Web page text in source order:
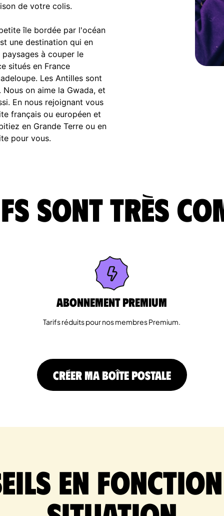
de votre colis.
île bordée par l'océan
une destination qui en
à couper le
situés en France
Les Antilles sont
on aime la Gwada, et
En nous rejoignant vous
français ou européen et
en Grande Terre ou en
pour vous.
sont très
Abonnement Premium
Tarifs réduits pour nos membres Premium.
CRÉER MA BOÎTE POSTALE
en